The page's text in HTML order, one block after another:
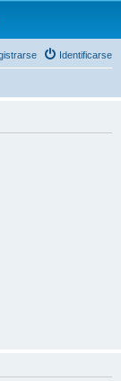
Identificarse